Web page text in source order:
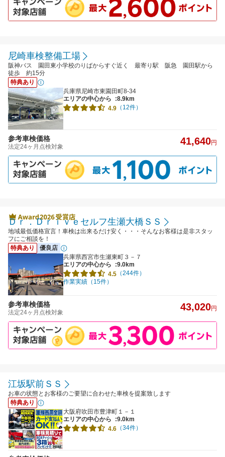
尼崎車検整備工場
阪神バス 園田東小学校のりばからすぐ近く 最寄り駅 阪急 園田駅から
徒歩 約15分
特典あり
兵庫県尼崎市東園田町8-34
エリアの中心から
:8.9km
4.9 （12件）
参考車検価格
法定24ヶ月点検対象 41,640円
Ｄｒ．Ｄｒｉｖｅセルフ生瀬大橋ＳＳ
地域最低価格宣言！車検は出来るだけ安く・・・そんなお客様は是非スタッ
フにご相談を！
特典あり
優良店
兵庫県西宮市生瀬東町３－７
エリアの中心から
:9.0km
4.5 （244件）
作業実績（15件）
参考車検価格
法定24ヶ月点検対象 43,020円
江坂駅前ＳＳ
お車の状態とお客様のご要望に合わせた車検を提案致します
特典あり
大阪府吹田市豊津町１－１
エリアの中心から
:9.0km
4.6 （34件）